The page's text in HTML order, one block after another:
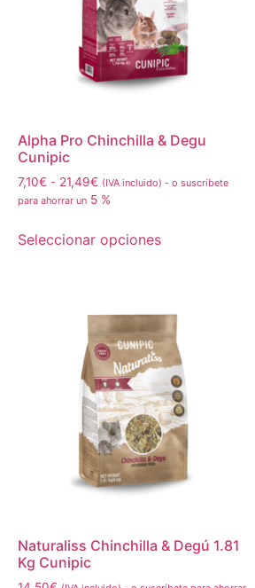
Alpha Pro Chinchilla & Degu
Cunipic
7,10€ - 21,49€ (IVA incluido) - o suscríbete
para ahorrar un 5 %
Seleccionar opciones
Naturaliss Chinchilla & Degú 1.81
Kg Cunipic